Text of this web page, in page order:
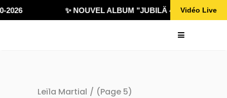
✨ NOUVEL ALBUM "JUBILÄ 432"Vidéo Live
Leïla Martial / (Page 5)